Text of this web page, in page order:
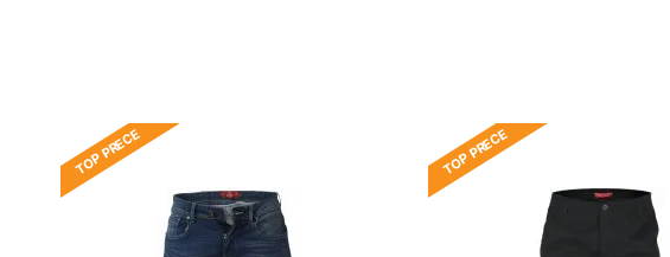
TOP PRECE TOP PRECE